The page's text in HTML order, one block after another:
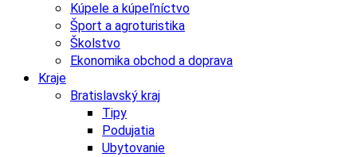
Kúpele a kúpeľníctvo
Šport a agroturistika
Školstvo
Ekonomika obchod a doprava
Kraje
Bratislavský kraj
Tipy
Podujatia
Ubytovanie